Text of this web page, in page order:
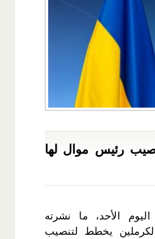
رئيس موال لها
الأحد، ما نشرته
الكرملين يخطط لتنصيب